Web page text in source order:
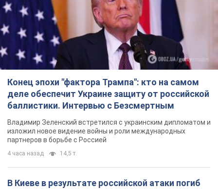
Конец эпохи "фактора Трампа": кто на самом
деле обеспечит Украине защиту от российской
баллистики. Интервью с Безсмертным
Владимир Зеленский встретился с украинским дипломатом и
изложил новое видение войны и роли международных
партнеров в борьбе с Россией
4 часа назад 14,5 т.
В Киеве в результате российской атаки погиб